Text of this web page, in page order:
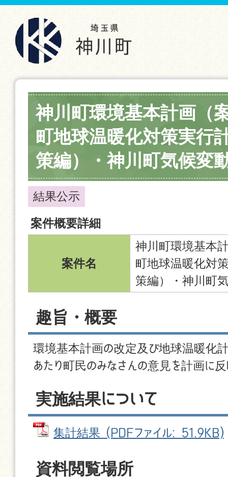
神川町環境基本計画（
町地球温暖化対策実行
策編）・神川町気候変
結果公示
案件概要詳細
案件名
神川町環境基本
町地球温暖化対
策編）・神川町
趣旨・概要
環境基本計画の改定及び地球温暖化
あたり町民のみなさんの意見を計画に
実施結果について
集計結果 (PDFファイル: 51.9KB)
資料閲覧場所